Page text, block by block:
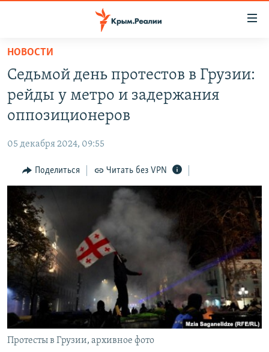
Вернуться
основному
содержанию
Вернутся
главной
навигации
Вернутся
поиску
СПЕЦПРОЕКТЫ
11 ЛЕТ ОККУПАЦИИ КРЫМА. 11 ИСТОРИЙ СОПРОТИВЛЕНИЯ
ВОДА
ЕЩЕ
ИНТЕРАКТИВ
ИНФОГРАФИКА
ТЕЛЕПРОЕКТ КРЫМ.РЕАЛИИ
СОВЕТЫ ПРАВОЗАЩИТНИКОВ
ПРОПАВШИЕ БЕЗ ВЕСТИ
ПОБЕДИТЕЛЕЙ НЕ СУДЯТ?
КРЫМ.НЕПОКОРЕННЫЙ
ELIFBE
УКРАИНСКАЯ ПРОБЛЕМА КРЫМА
РАДІО СВОБОДА
КАК ОБОЙТИ БЛОКИРОВКУ
Українською
Qırımtatar
ПРИСОЕДИНЯЙТЕСЬ!
НОВОСТИ
Седьмой день протестов в Грузии:
рейды у метро и задержания
оппозиционеров
05 декабря 2024, 09:55
Поделиться Читать без VPN
Протесты в Грузии, архивное фото